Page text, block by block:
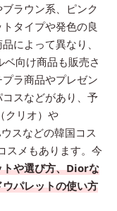
ラウン系、ピンク
タイプや発色の良
によって異なり、
向け商品も販売さ
ラ商品やプレゼン
スなどがあり、予
クリオ）や
スなどの韓国コス
スメもあります。今
トや選び方、Diorな
パレットの使い方